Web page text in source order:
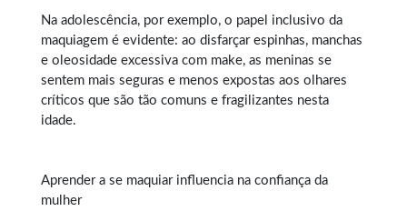
Na adolescência, por exemplo, o papel inclusivo da
maquiagem é evidente: ao disfarçar espinhas, manchas
e oleosidade excessiva com make, as meninas se
sentem mais seguras e menos expostas aos olhares
críticos que são tão comuns e fragilizantes nesta
idade.
Aprender a se maquiar influencia na confiança da
mulher